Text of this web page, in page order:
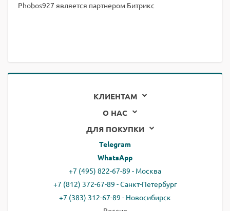
Phobos927 является партнером Битрикс
КЛИЕНТАМ
О НАС
ДЛЯ ПОКУПКИ
Telegram
WhatsApp
+7 (495) 822-67-89 - Москва
+7 (812) 372-67-89 - Санкт-Петербург
+7 (383) 312-67-89 - Новосибирск